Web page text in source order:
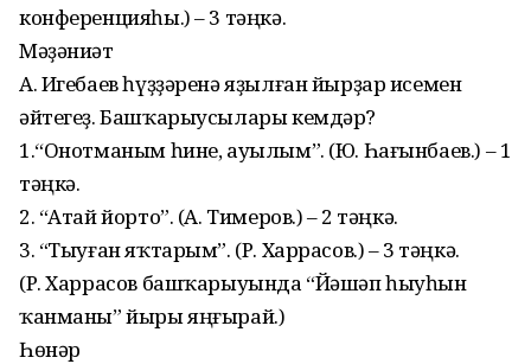
конференцияһы.) – 3 тәңкә.
Мәҙәниәт
А. Игебаев һүҙҙәренә яҙылған йырҙар исемен
әйтегеҙ. Башҡарыусылары кем­дәр?
1.“Онотманым һине, ауылым”. (Ю. Һағынбаев.) – 1
тәңкә.
2. “Атай йорто”. (А. Тимеров.) – 2 тәңкә.
3. “Тыуған яҡтарым”. (Р. Харрасов.) – 3 тәңкә.
(Р. Харрасов башҡарыуында “Йәшәп һыуһын
ҡанманы” йыры яңғырай.)
Һөнәр